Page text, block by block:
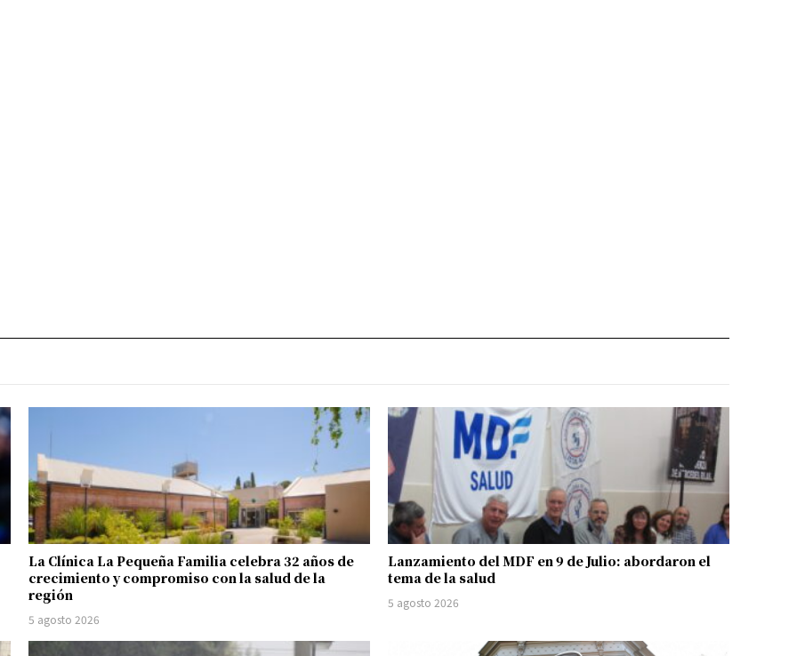
La Clínica La Pequeña Familia celebra 32 años de
crecimiento y compromiso con la salud de la
región
5 agosto 2026
Lanzamiento del MDF en 9 de Julio: abordaron el
tema de la salud
5 agosto 2026